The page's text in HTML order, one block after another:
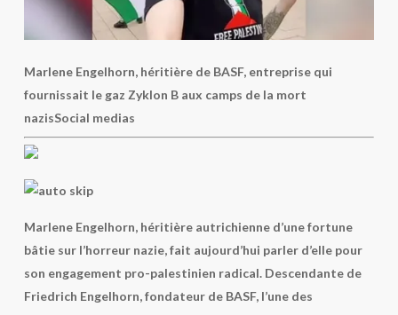
Marlene Engelhorn, héritière de BASF, entreprise qui
fournissait le gaz Zyklon B aux camps de la mort
nazisSocial medias
Marlene Engelhorn, héritière autrichienne d’une fortune
bâtie sur l’horreur nazie, fait aujourd’hui parler d’elle pour
son engagement pro-palestinien radical. Descendante de
Friedrich Engelhorn, fondateur de BASF, l’une des